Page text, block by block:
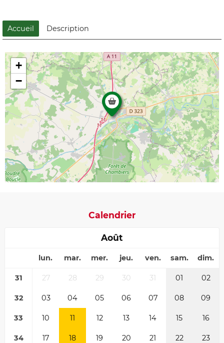
Accueil Description
+
−
Calendrier
Août
lun. mar. mer. jeu. ven. sam. dim.
31 27 28 29 30 31 01 02
32 03 04 05 06 07 08 09
33 10 11 12 13 14 15 16
34 17 18 19 20 21 22 23